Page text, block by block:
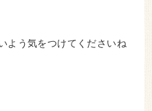
よう気をつけてくださいね